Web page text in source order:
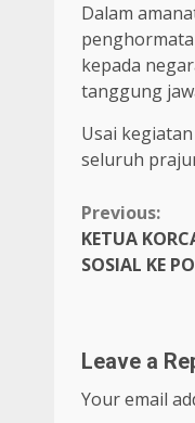
Dalam
kepada
tanggung
Usai
seluruh
Previous:
KETUA
SOSIAL KE
Leave a
Your email